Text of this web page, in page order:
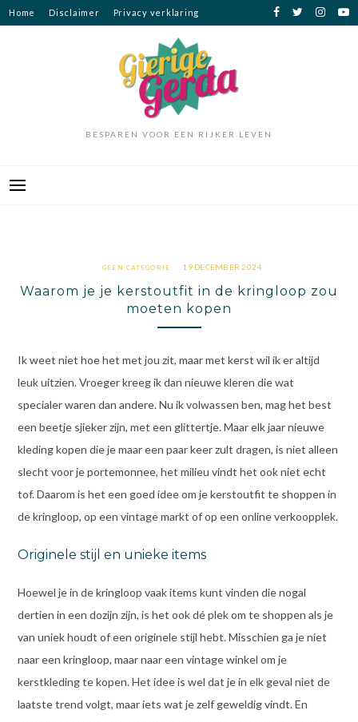
Ga
naar
Home Disclaimer Privacy verklaring
BESPAREN VOOR EEN RIJKER LEVEN
GEEN CATEGORIE 19 DECEMBER 2024
Waarom je je kerstoutfit in de kringloop zou
moeten kopen
Ik weet niet hoe het met jou zit, maar met kerst wil ik er altijd
leuk uitzien. Vroeger kreeg ik dan nieuwe kleren die wat
specialer waren dan andere. Nu ik volwassen ben, mag het best
een beetje sjieker zijn, met een glittertje. Maar elk jaar nieuwe
kleding kopen die je maar een paar keer zult dragen, is niet alleen
slecht voor je portemonnee, het milieu vindt het ook niet echt
tof. Daarom is het een goed idee om je kerstoutfit te shoppen in
de kringloop, op een vintage markt of op een online verkoopplek.
Originele stijl en unieke items
Hoewel je in de kringloop vaak items kunt vinden die nogal
dertien in een dozijn zijn, is het ook dé plek om te shoppen als je
van uniek houdt of een originele stijl hebt. Misschien ga je niet
naar een kringloop, maar naar een vintage winkel om je
kerstkleding te kopen. Het idee is wel dat je in elk geval niet de
laatste trend volgt, maar iets wat je zelf geweldig vindt. En